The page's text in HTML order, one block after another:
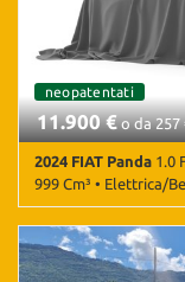
neopatentati
11.900 €o da 257
2024 FIAT Panda 1.0
999 Cm³ • Elettrica/
20.435 Km • Cambio
Airbag • Airbag
centralizzata •